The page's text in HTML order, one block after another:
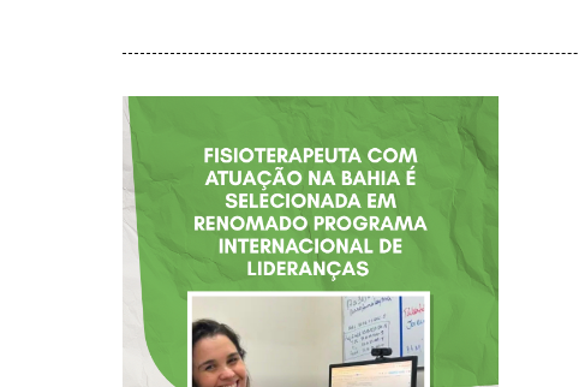
FISIOTERAPEUTA
COM ATUAÇÃO NA
BAHIA É
SELECIONADA EM
RENOMADO
PROGRAMA
INTERNACIONAL